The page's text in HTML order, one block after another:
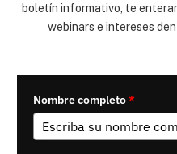
boletín informativo, te
webinars e intereses
Nombre completo*